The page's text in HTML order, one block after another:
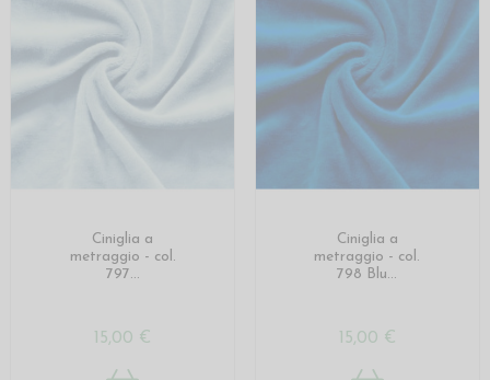
Ciniglia a
metraggio - col.
797...
15,00 €
Ciniglia a
metraggio - col.
798 Blu...
15,00 €